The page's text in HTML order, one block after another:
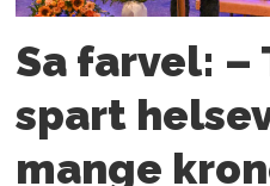
Sa farvel: –
spart
mange